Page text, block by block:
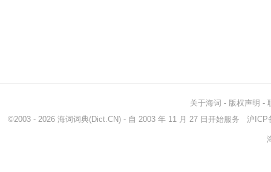
关于海词 - 版权声明 -
©2003 - 2026 海词词典(Dict.CN) - 自 2003 年 11 月 27 日开始服务 沪ICP